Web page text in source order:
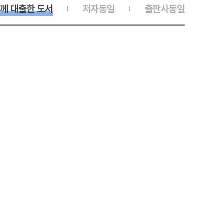
출판사동일
저자동일
대출한 도서